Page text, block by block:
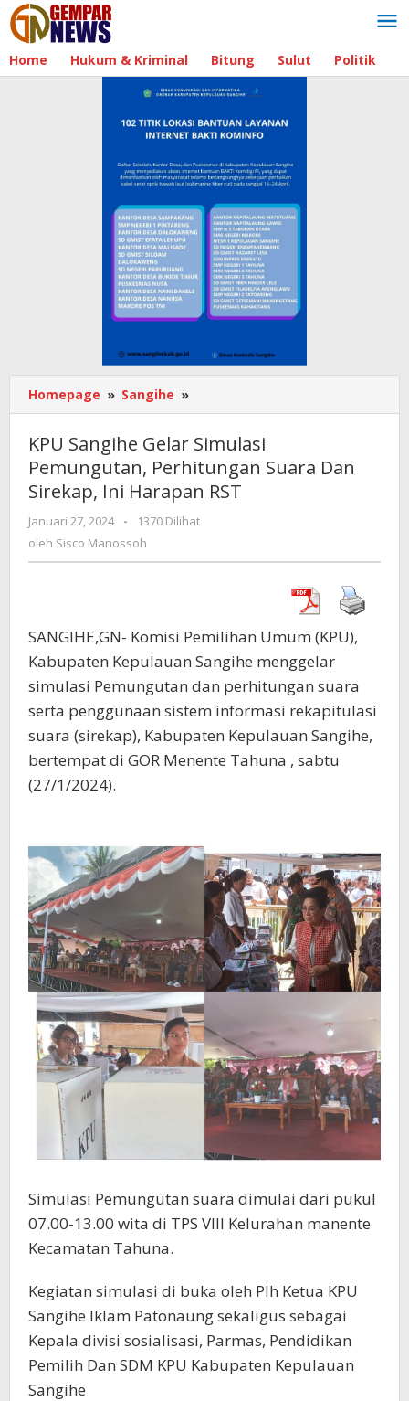
Lewati
ke
konten
Home Hukum & Kriminal Bitung Sulut Politik
Homepage » Sangihe »
Sangihe
Simulasi
Pemungutan,
Perhitungan
Dan
Ini
KPU Sangihe Gelar Simulasi
Pemungutan, Perhitungan Suara Dan
Sirekap, Ini Harapan RST
Januari 27, 2024
oleh
Sisco
-
1370 Dilihat
oleh Sisco Manossoh
SANGIHE,GN- Komisi Pemilihan Umum (KPU),
Kabupaten Kepulauan Sangihe menggelar
simulasi Pemungutan dan perhitungan suara
serta penggunaan sistem informasi rekapitulasi
suara (sirekap), Kabupaten Kepulauan Sangihe,
bertempat di GOR Menente Tahuna , sabtu
(27/1/2024).
Simulasi Pemungutan suara dimulai dari pukul
07.00-13.00 wita di TPS VIII Kelurahan manente
Kecamatan Tahuna.
Kegiatan simulasi di buka oleh Plh Ketua KPU
Sangihe Iklam Patonaung sekaligus sebagai
Kepala divisi sosialisasi, Parmas, Pendidikan
Pemilih Dan SDM KPU Kabupaten Kepulauan
Sangihe